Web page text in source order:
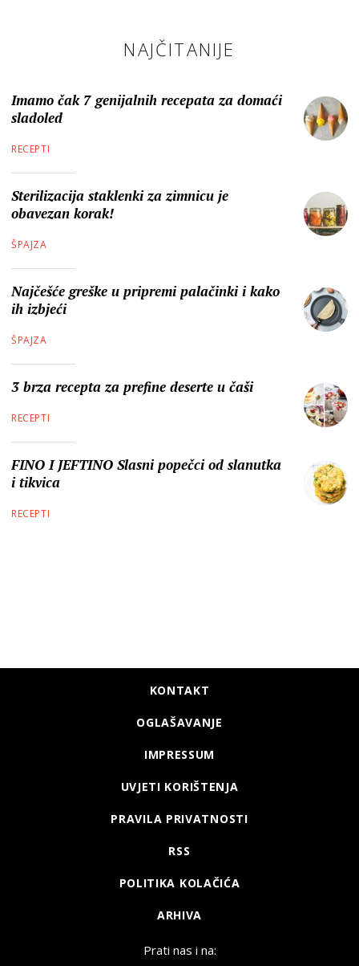
NAJČITANIJE
Imamo čak 7 genijalnih recepata za domaći
sladoled
RECEPTI
Sterilizacija staklenki za zimnicu je
obavezan korak!
ŠPAJZA
Najčešće greške u pripremi palačinki i kako
ih izbjeći
ŠPAJZA
3 brza recepta za prefine deserte u čaši
RECEPTI
FINO I JEFTINO Slasni popečci od slanutka
i tikvica
RECEPTI
KONTAKT
OGLAŠAVANJE
IMPRESSUM
UVJETI KORIŠTENJA
PRAVILA PRIVATNOSTI
RSS
POLITIKA KOLAČIĆA
ARHIVA
Prati nas i na: